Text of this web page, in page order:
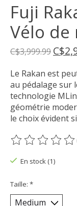
Fuji
Vélo de
C$3,999.99
Le Rakan est
au pédalage sur
technologie
géométrie
le choix évident
Ce produit est
En stock (1)
Taille: *